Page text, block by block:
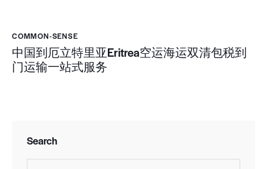
COMMON-SENSE
中国到厄立特里亚Eritrea空运海运双清包税到
门运输一站式服务
Search